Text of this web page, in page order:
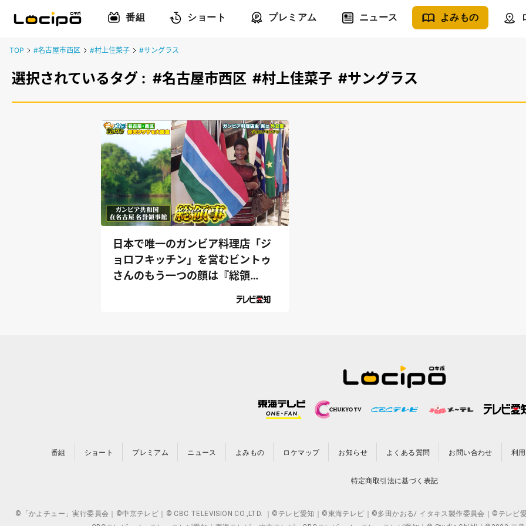
番組 ショート プレミアム ニュース よみもの
TOP #名古屋市西区 #村上佳菜子 #サングラス
選択されているタグ : #名古屋市西区 #村上佳菜子 #サングラス
日本で唯一のガンビア料理店「ジ
ョロフキッチン」を営むビントゥ
さんのもう一つの顔は『総領
番組 ショート プレミアム ニュース よみもの ロケマップ お知らせ よくある質問 お問い合わせ 利
特定商取引法に基づく表記
©「かよチュー」実行委員会｜©中京テレビ｜© CBC TELEVISION CO.,LTD. ｜©テレビ愛知｜©東海テレビ｜©多田かおる/ イタキス製作委員会｜©テレビ